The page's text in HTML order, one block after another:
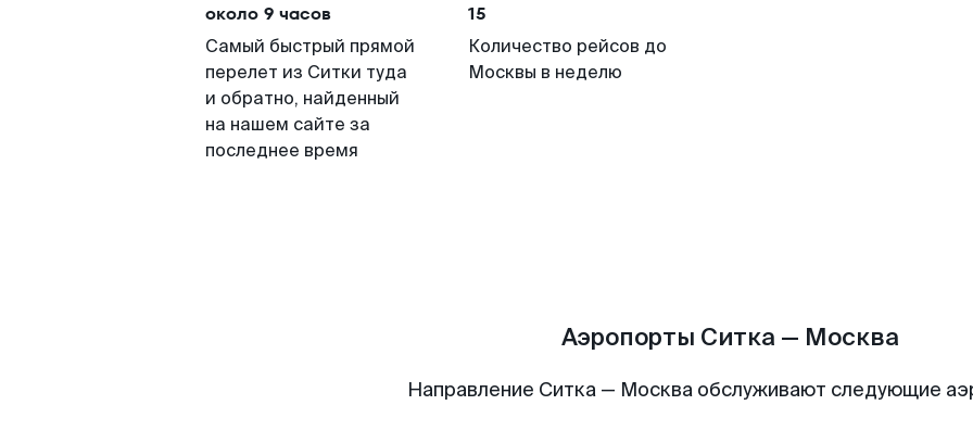
около 9 часов
Самый быстрый прямой
перелет из Ситки туда
и обратно, найденный
на нашем сайте за
последнее время
15
Количество рейсов до
Москвы в неделю
Аэропорты Ситка — Москва
Направление Ситка — Москва обслуживают следующие